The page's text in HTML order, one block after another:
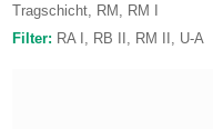
Tragschicht, RM, RM I
Filter: RA I, RB II, RM II, U-A